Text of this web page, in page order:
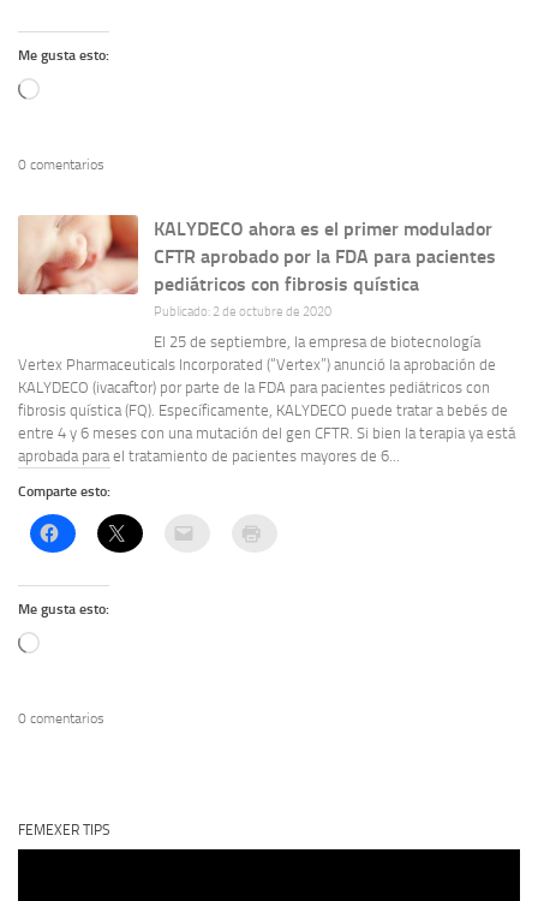
Me gusta esto:
Cargando...
0 comentarios
KALYDECO ahora es el primer modulador
CFTR aprobado por la FDA para pacientes
pediátricos con fibrosis quística
Publicado: 2 de octubre de 2020
El 25 de septiembre, la empresa de biotecnología
Vertex Pharmaceuticals Incorporated (“Vertex”) anunció la aprobación de
KALYDECO (ivacaftor) por parte de la FDA para pacientes pediátricos con
fibrosis quística (FQ). Específicamente, KALYDECO puede tratar a bebés de
entre 4 y 6 meses con una mutación del gen CFTR. Si bien la terapia ya está
aprobada para el tratamiento de pacientes mayores de 6...
Comparte esto:
Me gusta esto:
Cargando...
0 comentarios
FEMEXER TIPS